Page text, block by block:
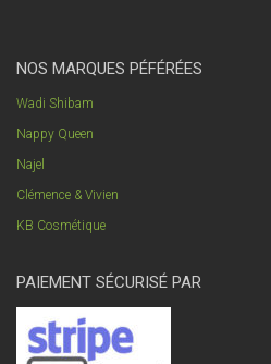
NOS MARQUES PÉFÉRÉES
Wadi Shibam
Nappy Queen
Najel
Clémence & Vivien
KB Cosmétique
PAIEMENT SÉCURISÉ PAR